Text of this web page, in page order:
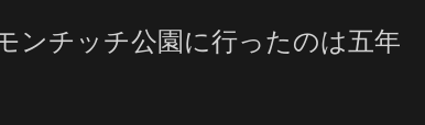
ンチッチ公園に行ったのは五年